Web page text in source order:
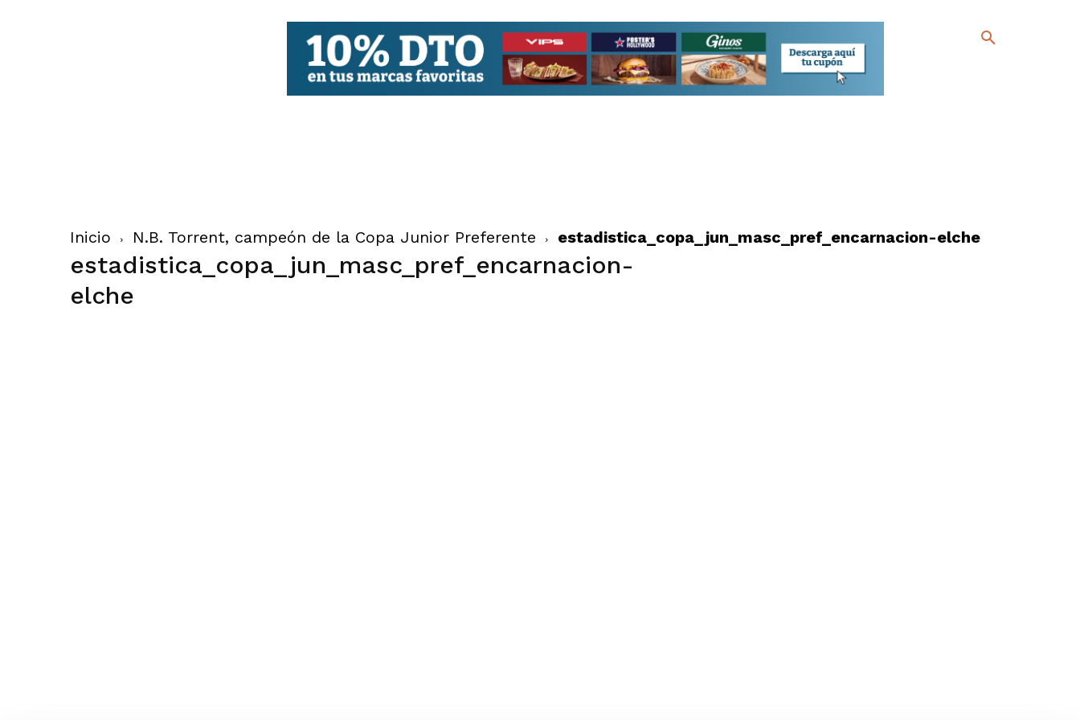
Inicio N.B. Torrent, campeón de la Copa Junior Preferente estadistica_copa_jun_masc_pref_encarnacion-elche
estadistica_copa_jun_masc_pref_encarnacion-
elche